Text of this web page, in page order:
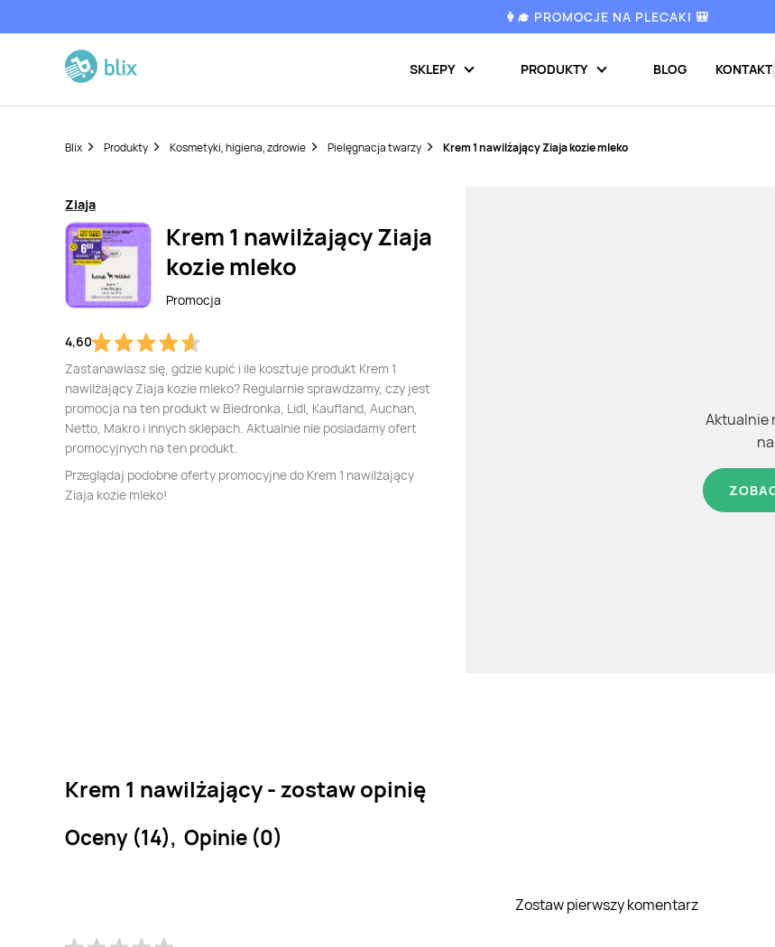
👩‍🎓 PROMOCJE NA PLECAKI 🎒
SKLEPY PRODUKTY BLOG KONTAKT
Blix Produkty Kosmetyki, higiena, zdrowie Pielęgnacja twarzy Krem 1 nawilżający Ziaja kozie mleko
Ziaja
Krem 1 nawilżający Ziaja
kozie mleko
Promocja
4,60
Zastanawiasz się, gdzie kupić i ile kosztuje produkt Krem 1
nawilżający Ziaja kozie mleko? Regularnie sprawdzamy, czy jest
promocja na ten produkt w Biedronka, Lidl, Kaufland, Auchan,
Netto, Makro i innych sklepach. Aktualnie nie posiadamy ofert
promocyjnych na ten produkt.
Przeglądaj podobne oferty promocyjne do Krem 1 nawilżający
Ziaja kozie mleko!
Aktualnie
Krem 1 nawilżający - zostaw opinię
Oceny (14), Opinie (0)
Zostaw pierwszy komentarz